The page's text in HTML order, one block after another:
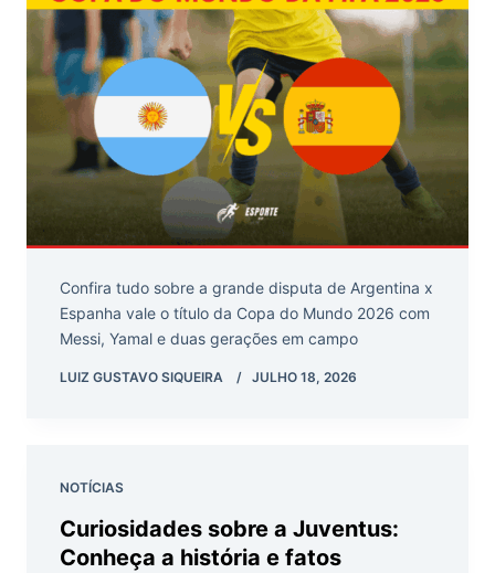
Confira tudo sobre a grande disputa de Argentina x
Espanha vale o título da Copa do Mundo 2026 com
Messi, Yamal e duas gerações em campo
LUIZ GUSTAVO SIQUEIRA JULHO 18, 2026
NOTÍCIAS
Curiosidades sobre a Juventus:
Conheça a história e fatos